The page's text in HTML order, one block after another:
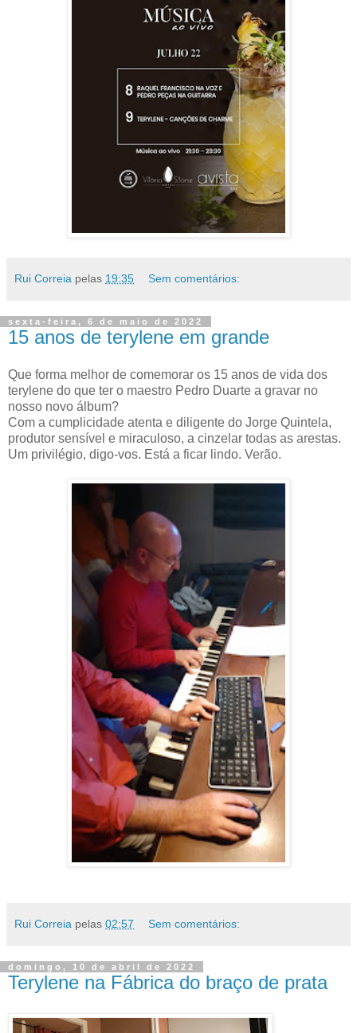
Rui Correia pelas 19:35 Sem comentários:
sexta-feira, 6 de maio de 2022
15 anos de terylene em grande
Que forma melhor de comemorar os 15 anos de vida dos
terylene do que ter o maestro Pedro Duarte a gravar no
nosso novo álbum?
Com a cumplicidade atenta e diligente do Jorge Quintela,
produtor sensível e miraculoso, a cinzelar todas as arestas.
Um privilégio, digo-vos. Está a ficar lindo. Verão.
Rui Correia pelas 02:57 Sem comentários:
domingo, 10 de abril de 2022
Terylene na Fábrica do braço de prata